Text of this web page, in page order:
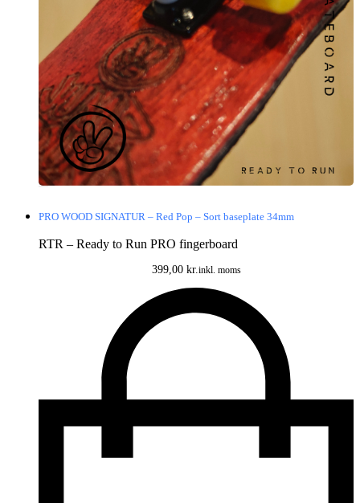
PRO WOOD SIGNATUR – Red Pop – Sort baseplate 34mm
RTR – Ready to Run PRO fingerboard
399,00 kr.inkl. moms